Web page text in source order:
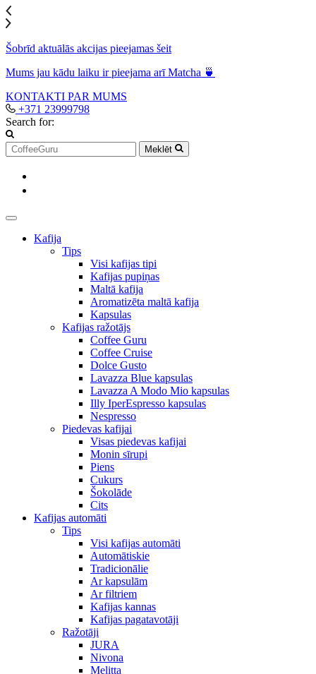
Šobrīd aktuālās akcijas pieejamas šeit
Mums jau kādu laiku ir pieejama arī Matcha 🍵
KONTAKTI PAR MUMS
+371 23999798
Search for:
Meklēt
Kafija
Tips
Visi kafijas tipi
Kafijas pupiņas
Maltā kafija
Aromatizēta maltā kafija
Kapsulas
Kafijas ražotājs
Coffee Guru
Coffee Cruise
Dolce Gusto
Lavazza Blue kapsulas
Lavazza A Modo Mio kapsulas
Illy IperEspresso kapsulas
Nespresso
Piedevas kafijai
Visas piedevas kafijai
Monin sīrupi
Piens
Cukurs
Šokolāde
Cits
Kafijas automāti
Tips
Visi kafijas automāti
Automātiskie
Tradicionālie
Ar kapsulām
Ar filtriem
Kafijas kannas
Kafijas pagatavotāji
Ražotāji
JURA
Nivona
Melitta